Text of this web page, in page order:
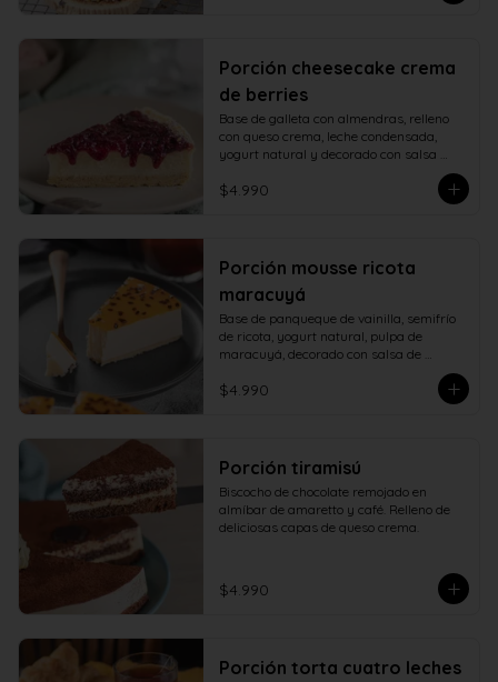
Porción cheesecake crema
de berries
Base de galleta con almendras, relleno
con queso crema, leche condensada,
yogurt natural y decorado con salsa
$4.990
Porción mousse ricota
maracuyá
Base de panqueque de vainilla, semifrío
de ricota, yogurt natural, pulpa de
maracuyá, decorado con salsa de
$4.990
Porción tiramisú
Biscocho de chocolate remojado en
almíbar de amaretto y café. Relleno de
deliciosas capas de queso crema.
$4.990
Porción torta cuatro leches